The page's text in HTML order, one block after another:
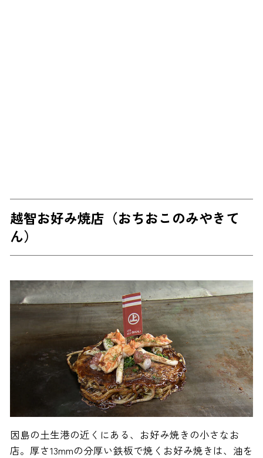
越智お好み焼店（おちおこのみやきて
ん）
因島の土生港の近くにある、お好み焼きの小さなお
店。厚さ13mmの分厚い鉄板で焼くお好み焼きは、油を